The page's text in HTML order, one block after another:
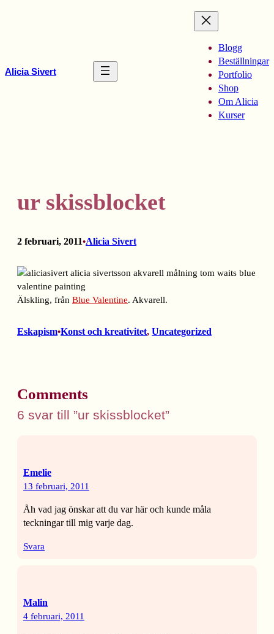
Alicia Sivert
Blogg
Beställningar
Portfolio
Shop
Om Alicia
Kurser
ur skissblocket
2 februari, 2011•Alicia Sivert
Älskling, från Blue Valentine. Akvarell.
Eskapism•Konst och kreativitet, Uncategorized
Comments
6 svar till ”ur skissblocket”
Emelie
13 februari, 2011
Åh vad jag önskar att du var här och kunde måla
teckningar till mig varje dag.
Svara
Malin
4 februari, 2011